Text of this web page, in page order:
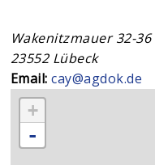
Wakenitzmauer 32-36
23552 Lübeck
Email:cay@agdok.de
+
-